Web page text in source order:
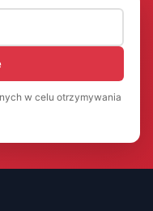
w celu otrzymywania